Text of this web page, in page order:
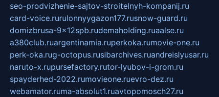
seo-prodvizhenie-sajtov-stroitelnyh-kompanij.ru
card-voice.rurulonnyygazon177.rusnow-guard.ru
domizbrusa-9x12spb.rudemaholding.ruaalse.ru
a380club.ruargentinamia.ruperkoka.rumovie-one.ru
perk-oka.rug-octopus.rusibarchives.ruandreislyusar.ru
naruto-x.rupursefactory.rutor-lyubov-i-grom.ru
spayderhed-2022.rumovieone.ruevro-dez.ru
webamator.ruma-absolut1.ruavtopomosch27.ru